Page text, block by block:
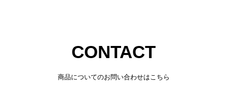
CONTACT
商品についてのお問い合わせはこちら